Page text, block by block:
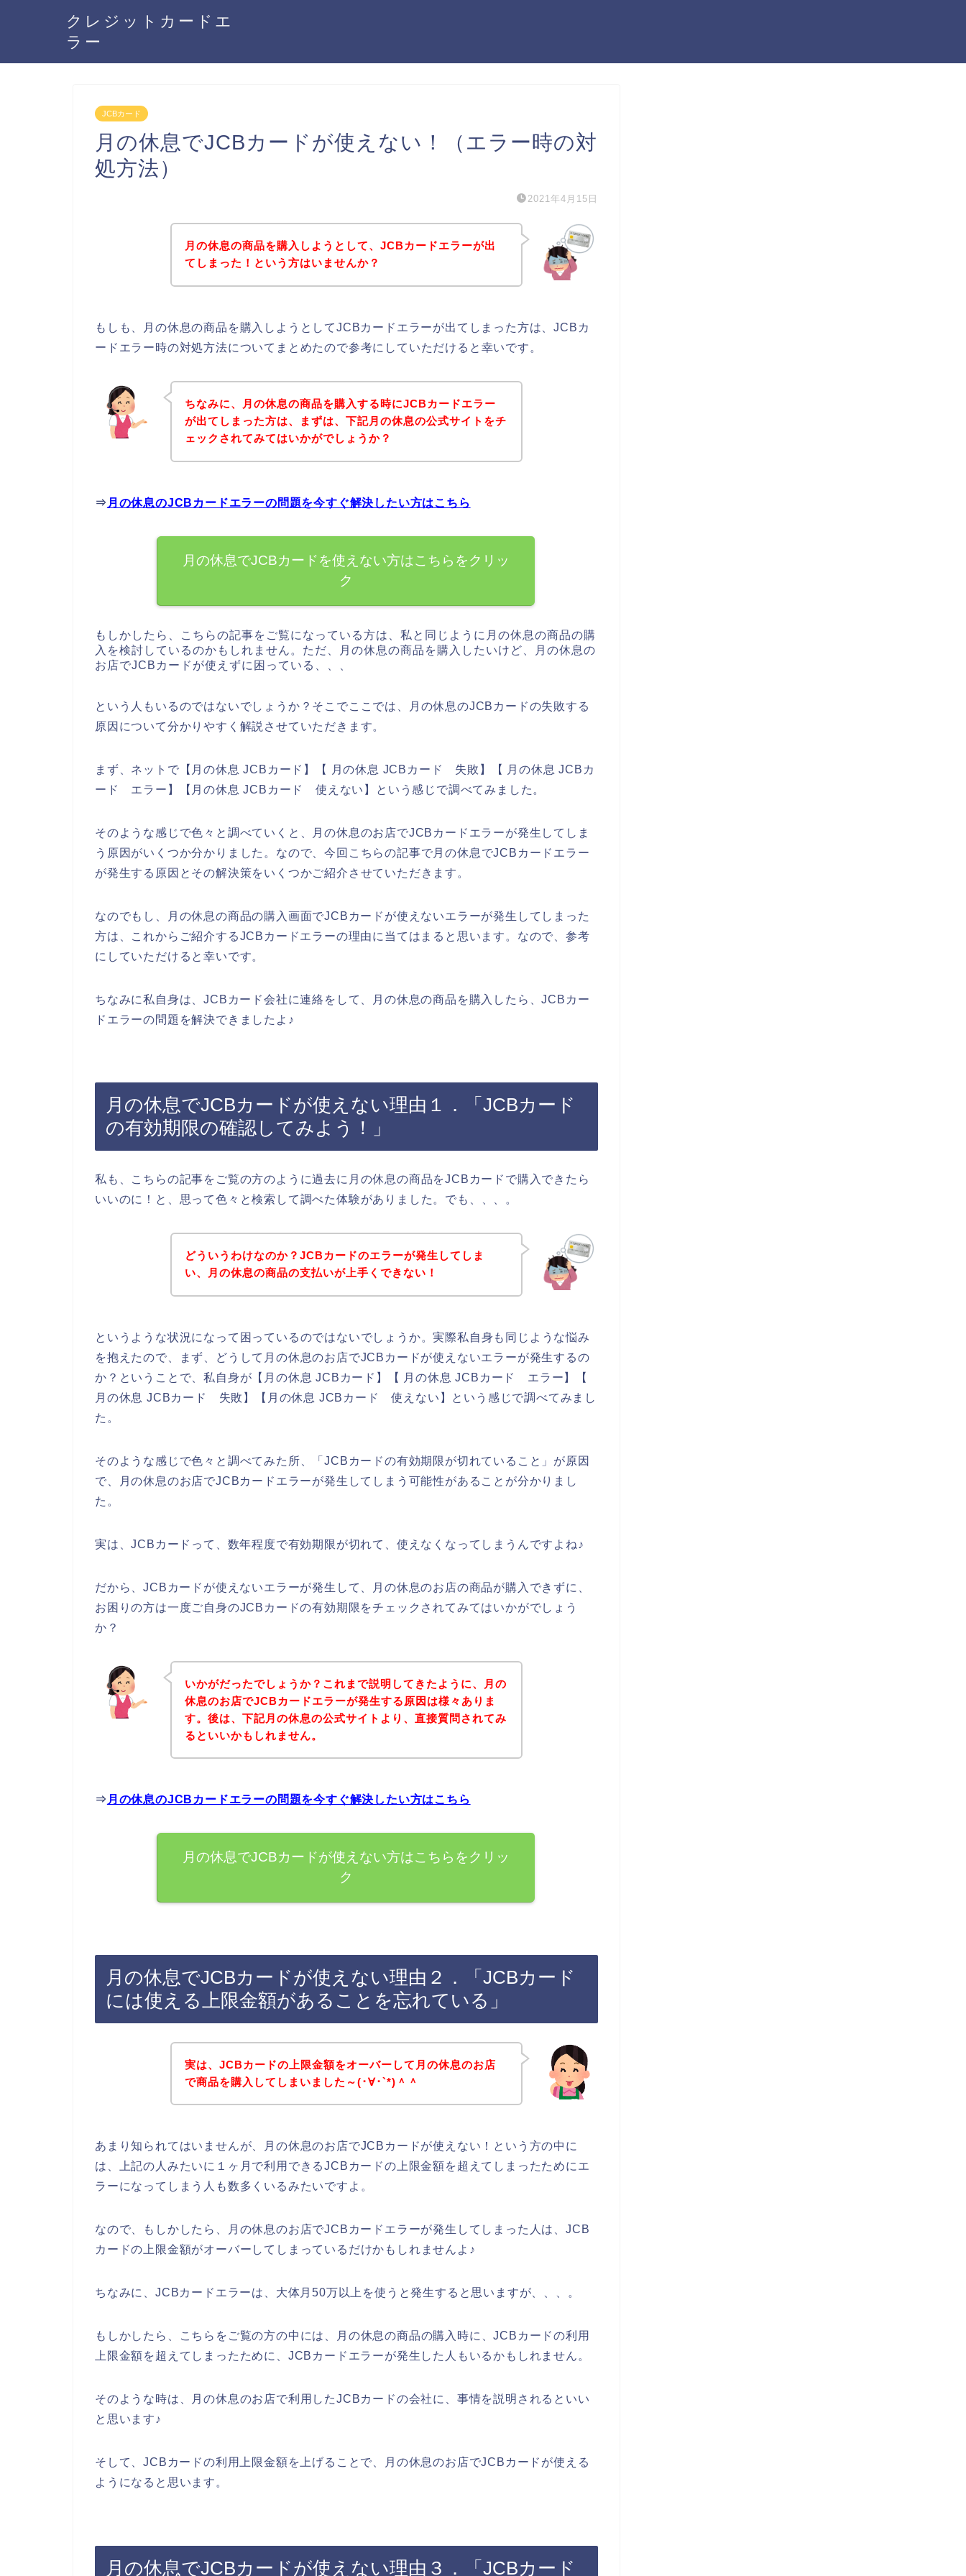
クレジットカードエ
ラー
JCBカード
月の休息でJCBカードが使えない！（エラー時の対
処方法）
2021年4月15日
月の休息の商品を購入しようとして、JCBカードエラーが出
てしまった！という方はいませんか？
もしも、月の休息の商品を購入しようとしてJCBカードエラーが出てしまった方は、JCBカ
ードエラー時の対処方法についてまとめたので参考にしていただけると幸いです。
ちなみに、月の休息の商品を購入する時にJCBカードエラー
が出てしまった方は、まずは、下記月の休息の公式サイトをチ
ェックされてみてはいかがでしょうか？
⇒ 月の休息のJCBカードエラーの問題を今すぐ解決したい方はこちら
月の休息でJCBカードを使えない方はこちらをクリッ
ク
もしかしたら、こちらの記事をご覧になっている方は、私と同じように月の休息の商品の購
入を検討しているのかもしれません。ただ、月の休息の商品を購入したいけど、月の休息の
お店でJCBカードが使えずに困っている、、、
という人もいるのではないでしょうか？そこでここでは、月の休息のJCBカードの失敗する
原因について分かりやすく解説させていただきます。
まず、ネットで【月の休息 JCBカード】【 月の休息 JCBカード 失敗】【 月の休息 JCBカ
ード エラー】【月の休息 JCBカード 使えない】という感じで調べてみました。
そのような感じで色々と調べていくと、月の休息のお店でJCBカードエラーが発生してしま
う原因がいくつか分かりました。なので、今回こちらの記事で月の休息でJCBカードエラー
が発生する原因とその解決策をいくつかご紹介させていただきます。
なのでもし、月の休息の商品の購入画面でJCBカードが使えないエラーが発生してしまった
方は、これからご紹介するJCBカードエラーの理由に当てはまると思います。なので、参考
にしていただけると幸いです。
ちなみに私自身は、JCBカード会社に連絡をして、月の休息の商品を購入したら、JCBカー
ドエラーの問題を解決できましたよ♪
月の休息でJCBカードが使えない理由１．「JCBカード
の有効期限の確認してみよう！」
私も、こちらの記事をご覧の方のように過去に月の休息の商品をJCBカードで購入できたら
いいのに！と、思って色々と検索して調べた体験がありました。でも、、、。
どういうわけなのか？JCBカードのエラーが発生してしま
い、月の休息の商品の支払いが上手くできない！
というような状況になって困っているのではないでしょうか。実際私自身も同じような悩み
を抱えたので、まず、どうして月の休息のお店でJCBカードが使えないエラーが発生するの
か？ということで、私自身が【月の休息 JCBカード】【 月の休息 JCBカード エラー】【
月の休息 JCBカード 失敗】【月の休息 JCBカード 使えない】という感じで調べてみまし
た。
そのような感じで色々と調べてみた所、「JCBカードの有効期限が切れていること」が原因
で、月の休息のお店でJCBカードエラーが発生してしまう可能性があることが分かりまし
た。
実は、JCBカードって、数年程度で有効期限が切れて、使えなくなってしまうんですよね♪
だから、JCBカードが使えないエラーが発生して、月の休息のお店の商品が購入できずに、
お困りの方は一度ご自身のJCBカードの有効期限をチェックされてみてはいかがでしょう
か？
いかがだったでしょうか？これまで説明してきたように、月の
休息のお店でJCBカードエラーが発生する原因は様々ありま
す。後は、下記月の休息の公式サイトより、直接質問されてみ
るといいかもしれません。
⇒ 月の休息のJCBカードエラーの問題を今すぐ解決したい方はこちら
月の休息でJCBカードが使えない方はこちらをクリッ
ク
月の休息でJCBカードが使えない理由２．「JCBカード
には使える上限金額があることを忘れている」
実は、JCBカードの上限金額をオーバーして月の休息のお店
で商品を購入してしまいました～(･∀･`*)＾＾
あまり知られてはいませんが、月の休息のお店でJCBカードが使えない！という方の中に
は、上記の人みたいに１ヶ月で利用できるJCBカードの上限金額を超えてしまったためにエ
ラーになってしまう人も数多くいるみたいですよ。
なので、もしかしたら、月の休息のお店でJCBカードエラーが発生してしまった人は、JCB
カードの上限金額がオーバーしてしまっているだけかもしれませんよ♪
ちなみに、JCBカードエラーは、大体月50万以上を使うと発生すると思いますが、、、。
もしかしたら、こちらをご覧の方の中には、月の休息の商品の購入時に、JCBカードの利用
上限金額を超えてしまったために、JCBカードエラーが発生した人もいるかもしれません。
そのような時は、月の休息のお店で利用したJCBカードの会社に、事情を説明されるといい
と思います♪
そして、JCBカードの利用上限金額を上げることで、月の休息のお店でJCBカードが使える
ようになると思います。
月の休息でJCBカードが使えない理由３．「JCBカード